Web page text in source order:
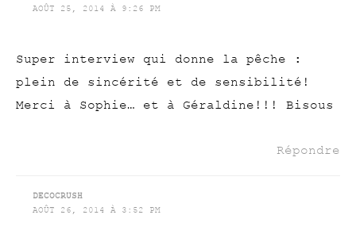
AOÛT 25, 2014 À 9:26 PM
Super interview qui donne la pêche :
plein de sincérité et de sensibilité!
Merci à Sophie… et à Géraldine!!! Bisous
Répondre
DECOCRUSH
AOÛT 26, 2014 À 3:52 PM